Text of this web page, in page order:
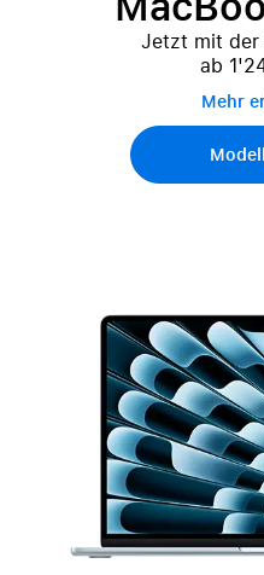
Jetzt mit der
ab
Mehr